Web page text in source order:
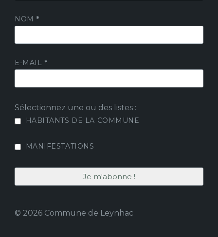
NOM *
E-MAIL *
Sélectionnez une ou des listes :
HABITANTS DE LA COMMUNE
MANIFESTATIONS
© 2026 Commune de Leynhac